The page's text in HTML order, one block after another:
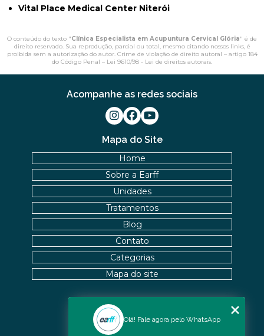
Vital Place Medical Center Niterói
O conteúdo do texto "Clínica Especialista em Acupuntura Cervical Glória" é de
direito reservado. Sua reprodução, parcial ou total, mesmo citando nossos links, é
proibida sem a autorização do autor. Crime de violação de direito autoral – artigo 184
do Código Penal – Lei 9610/98 - Lei de direitos autorais.
Nossas Unidades
Mapa do Site
Home
Sobre a Earff
Unidades
Tratamentos
Blog
Contato
Categorias
Mapa do site
Acompanhe as redes sociais
Olá! Fale agora pelo WhatsApp